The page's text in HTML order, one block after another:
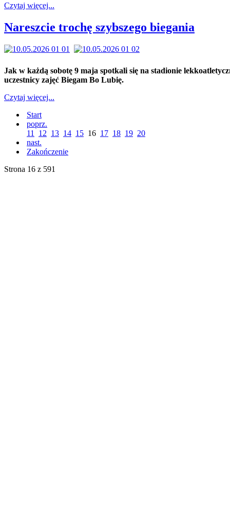
Czytaj więcej...
Nareszcie trochę szybszego biegania
Jak w każdą sobotę 9 maja spotkali się na stadionie
uczestnicy zajęć Biegam Bo Lubię.
Czytaj więcej...
Start
poprz.
11
12 13 14 15 16 17 18 19 20
nast.
Zakończenie
Strona 16 z 591